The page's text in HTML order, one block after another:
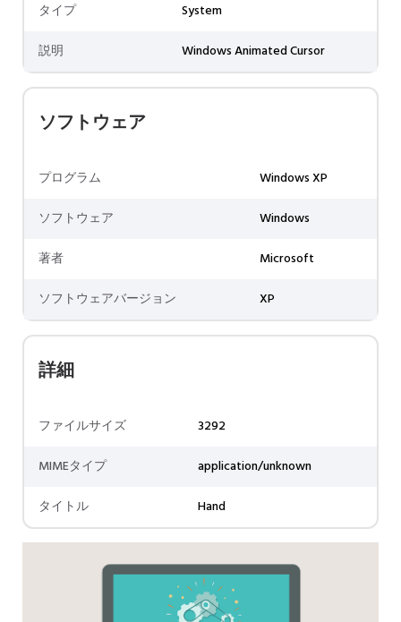
タイプ
System
説明
Windows Animated Cursor
ソフトウェア
プログラム
Windows XP
ソフトウェア
Windows
著者
Microsoft
ソフトウェアバージョン
XP
詳細
ファイルサイズ
3292
MIMEタイプ
application/unknown
タイトル
Hand